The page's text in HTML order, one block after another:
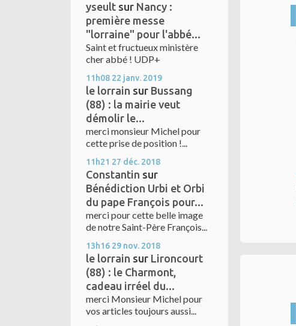
yseult sur Nancy :
première messe
"lorraine" pour l'abbé...
Saint et fructueux ministère
cher abbé ! UDP+
11h08 22 janv. 2019
le lorrain sur Bussang
(88) : la mairie veut
démolir le...
merci monsieur Michel pour
cette prise de position !...
11h21 27 déc. 2018
Constantin sur
Bénédiction Urbi et Orbi
du pape François pour...
merci pour cette belle image
de notre Saint-Père François...
13h16 29 nov. 2018
le lorrain sur Lironcourt
(88) : le Charmont,
cadeau irréel du...
merci Monsieur Michel pour
vos articles toujours aussi...